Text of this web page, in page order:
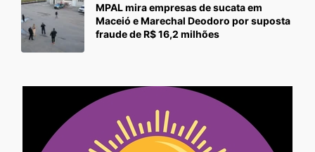
MPAL mira empresas de sucata em
Maceió e Marechal Deodoro por suposta
fraude de R$ 16,2 milhões